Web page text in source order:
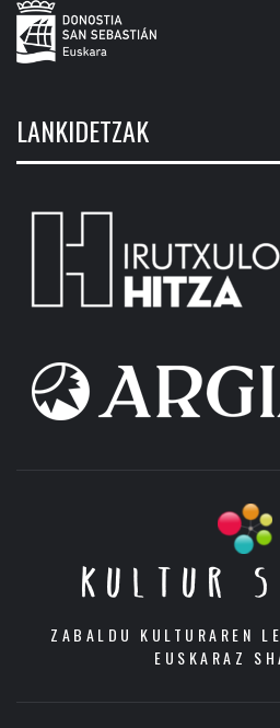
LANKIDETZAK
KULTUR
ZABALDU KULTURAREN
EUSKARAZ